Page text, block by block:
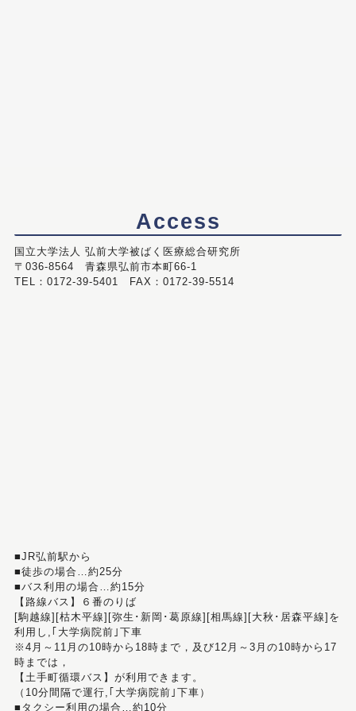
Access
国立大学法人 弘前大学被ばく医療総合研究所
〒036-8564 青森県弘前市本町66-1
TEL：0172-39-5401 FAX：0172-39-5514
■JR弘前駅から
■徒歩の場合…約25分
■バス利用の場合…約15分
【路線バス】６番のりば
[駒越線][枯木平線][弥生･新岡･葛原線][相馬線][大秋･居森平線]を
利用し,｢大学病院前｣下車
※4月～11月の10時から18時まで，及び12月～3月の10時から17
時までは，
【土手町循環バス】が利用できます。
（10分間隔で運行,｢大学病院前｣下車）
■タクシー利用の場合…約10分